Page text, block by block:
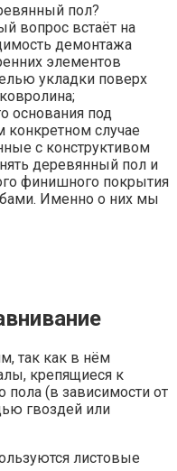
пол?
вопрос встаёт на
демонтажа
элементов
укладки поверх
основания под
случае
с конструктивом
деревянный пол и
финишного покрытия
Именно о них мы
так как в нём
крепящиеся к
пола (в зависимости от
гвоздей или